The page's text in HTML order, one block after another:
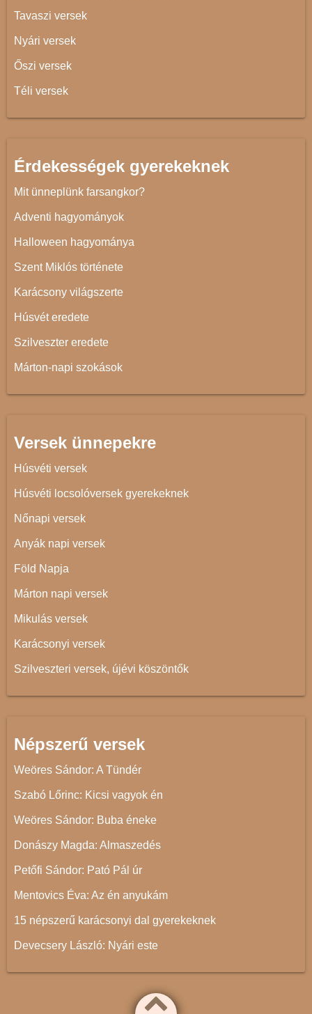
Tavaszi versek
Nyári versek
Őszi versek
Téli versek
Érdekességek gyerekeknek
Mit ünneplünk farsangkor?
Adventi hagyományok
Halloween hagyománya
Szent Miklós története
Karácsony világszerte
Húsvét eredete
Szilveszter eredete
Márton-napi szokások
Versek ünnepekre
Húsvéti versek
Húsvéti locsolóversek gyerekeknek
Nőnapi versek
Anyák napi versek
Föld Napja
Márton napi versek
Mikulás versek
Karácsonyi versek
Szilveszteri versek, újévi köszöntők
Népszerű versek
Weöres Sándor: A Tündér
Szabó Lőrinc: Kicsi vagyok én
Weöres Sándor: Buba éneke
Donászy Magda: Almaszedés
Petőfi Sándor: Pató Pál úr
Mentovics Éva: Az én anyukám
15 népszerű karácsonyi dal gyerekeknek
Devecsery László: Nyári este